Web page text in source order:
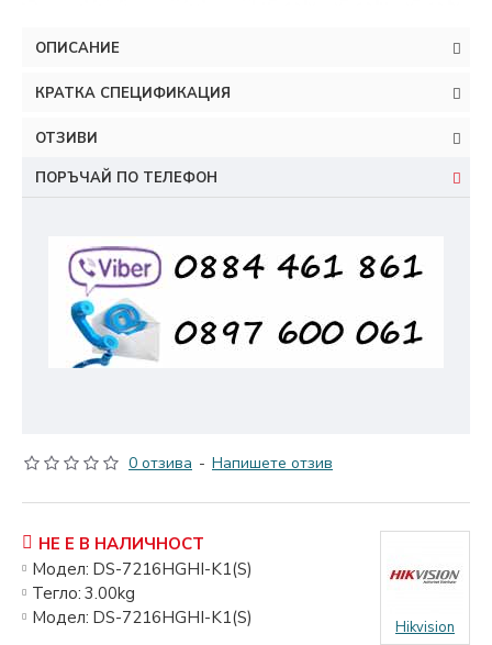
ОПИСАНИЕ
КРАТКА СПЕЦИФИКАЦИЯ
ОТЗИВИ
ПОРЪЧАЙ ПО ТЕЛЕФОН
0 отзива - Напишете отзив
НЕ Е В НАЛИЧНОСТ
Модел: DS-7216HGHI-K1(S)
Тегло: 3.00kg
Модел: DS-7216HGHI-K1(S) Hikvision